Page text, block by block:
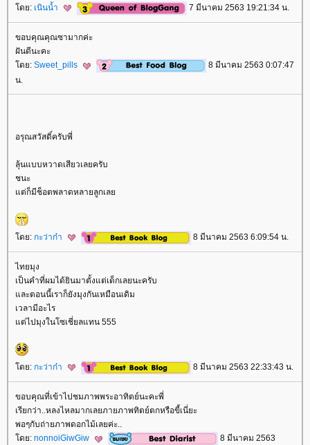
ดย: เนินน้ำ 7 มีนาคม 2563 19:21:34 น.
ขอบคุณคุณซามากค่ะ
ฝันดีนะคะ
ดย: Sweet_pills
8 มีนาคม 2563 0:07:47
น.
อรุณสวัสดิ์ครับพี่
ลุ้นแบบหวาดเสียวเลยครับ
ชนะ
ต่ก็มีช็อตพลาดหลายลูกเล
ดย: กะว่าก๋า 8 มีนาคม 2563 6:09:54 น.
ไทยมุง
เป็นคำที่ผมได้ยินมาตั้งแต่เด็กเลยนะครับ
ละตอนนี้เราก็ยังมุงกันเหมือนเดิม
เวลามีอะไร
ต่ไปมุงในโซเชี่ยลแทน 555
ดย: กะว่าก๋า 8 มีนาคม 2563 22:33:43 น.
ขอบคุณที่เข้าไปชมภาพพระอาทิตย์นะคะพี่
เรียกว่า..หลงไหลมากเลยภายภาพทิตย์ตกหรือขี้เนี่ยะ
พอๆกับถ่ายภาพดอกไม้เลยค่ะ..
ดย: nonnoiGiwGiw
8 มีนาคม 2563